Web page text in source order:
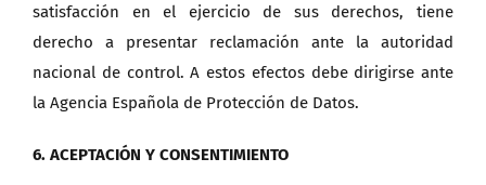
satisfacción en el ejercicio de sus derechos, tiene
derecho a presentar reclamación ante la autoridad
nacional de control. A estos efectos debe dirigirse ante
la Agencia Española de Protección de Datos.
6. ACEPTACIÓN Y CONSENTIMIENTO